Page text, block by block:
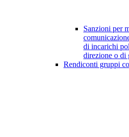
Sanzioni per
di incarichi
direzione o di
Rendiconti gruppi